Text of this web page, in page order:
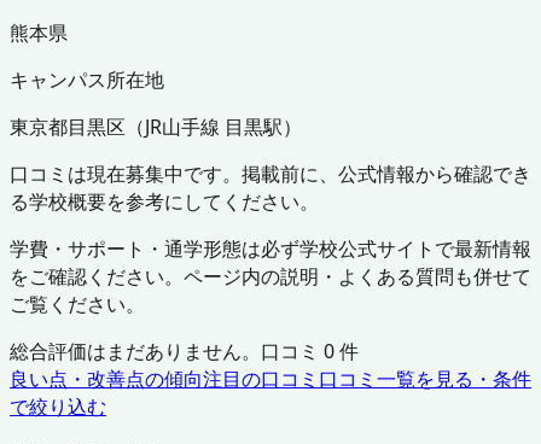
熊本県
キャンパス所在地
東京都目黒区 （JR山手線 目黒駅）
口コミは現在募集中です。掲載前に、公式情報から確認でき
る学校概要を参考にしてください。
学費・サポート・通学形態は必ず学校公式サイトで最新情報
をご確認ください。ページ内の説明・よくある質問も併せて
ご覧ください。
総合評価はまだありません。口コミ 0件
良い点・改善点の傾向注目の口コミ 口コミ一覧を見る・条件
で絞り込む